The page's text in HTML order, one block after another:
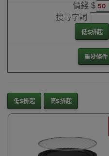
價錢 $
搜尋字詞
低$排起
重設條件
低$排起 高$排起